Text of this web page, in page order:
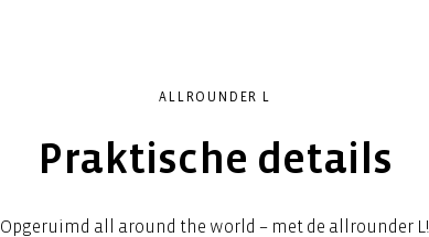
ALLROUNDER L
Praktische details
Opgeruimd all around the world – met de allrounder L!